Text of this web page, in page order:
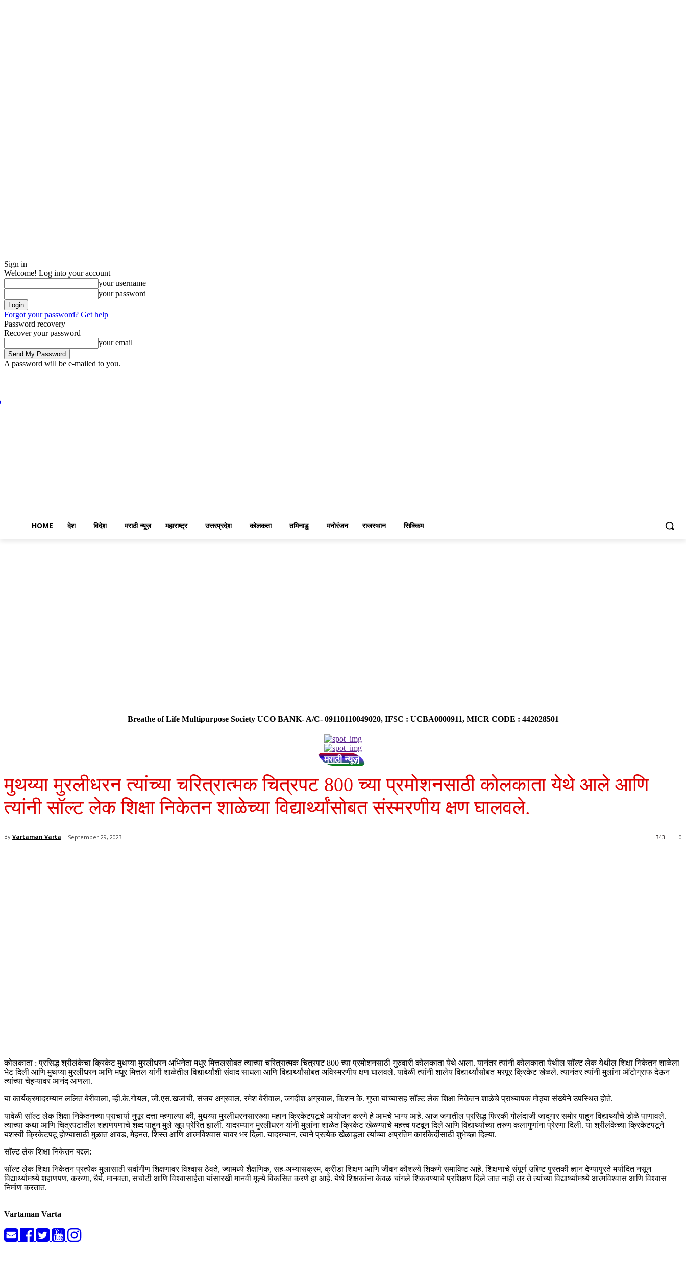
Sign in
Welcome! Log into your account
your username
your password
Forgot your password? Get help
Password recovery
Recover your password
your email
A password will be e-mailed to you.
HOME देश विदेश मराठी न्यूज़ महाराष्ट्र उत्तरप्रदेश कोलकता तमिनाडु मनोरंजन राजस्थान सिक्किम
Breathe of Life Multipurpose Society UCO BANK- A/C- 09110110049020, IFSC : UCBA0000911, MICR CODE : 442028501
मराठी न्यूज़
मुथय्या मुरलीधरन त्यांच्या चरित्रात्मक चित्रपट 800 च्या प्रमोशनसाठी कोलकाता येथे आले आणि
त्यांनी सॉल्ट लेक शिक्षा निकेतन शाळेच्या विद्यार्थ्यांसोबत संस्मरणीय क्षण घालवले.
By Vartaman Varta September 29, 2023 0
343
कोलकाता : प्रसिद्ध श्रीलंकेचा क्रिकेट मुथय्या मुरलीधरन अभिनेता मधुर मित्तलसोबत त्याच्या चरित्रात्मक चित्रपट 800 च्या प्रमोशनसाठी गुरुवारी कोलकाता येथे आला. यानंतर त्यांनी कोलकाता येथील सॉल्ट लेक येथील शिक्षा निकेतन शाळेला
भेट दिली आणि मुथय्या मुरलीधरन आणि मधुर मित्तल यांनी शाळेतील विद्यार्थ्यांशी संवाद साधला आणि विद्यार्थ्यांसोबत अविस्मरणीय क्षण घालवले. यावेळी त्यांनी शालेय विद्यार्थ्यांसोबत भरपूर क्रिकेट खेळले. त्यानंतर त्यांनी मुलांना ऑटोग्राफ देऊन
त्यांच्या चेहऱ्यावर आनंद आणला.
या कार्यक्रमादरम्यान ललित बेरीवाला, व्ही.के.गोयल, जी.एस.खजांची, संजय अग्रवाल, रमेश बेरीवाल, जगदीश अग्रवाल, किशन के. गुप्ता यांच्यासह सॉल्ट लेक शिक्षा निकेतन शाळेचे प्राध्यापक मोठ्या संख्येने उपस्थित होते.
यावेळी सॉल्ट लेक शिक्षा निकेतनच्या प्राचार्या नुपूर दत्ता म्हणाल्या की, मुथय्या मुरलीधरनसारख्या महान क्रिकेटपटूचे आयोजन करणे हे आमचे भाग्य आहे. आज जगातील प्रसिद्ध फिरकी गोलंदाजी जादूगार समोर पाहून विद्यार्थ्यांचे डोळे पाणावले.
त्याच्या कथा आणि चित्रपटातील शहाणपणाचे शब्द पाहून मुले खूप प्रेरित झाली. यादरम्यान मुरलीधरन यांनी मुलांना शाळेत क्रिकेट खेळण्याचे महत्त्व पटवून दिले आणि विद्यार्थ्यांच्या तरुण कलागुणांना प्रेरणा दिली. या श्रीलंकेच्या क्रिकेटपटूने
यशस्वी क्रिकेटपटू होण्यासाठी मुळात आवड, मेहनत, शिस्त आणि आत्मविश्वास यावर भर दिला. यादरम्यान, त्याने प्रत्येक खेळाडूला त्यांच्या अप्रतिम कारकिर्दीसाठी शुभेच्छा दिल्या.
सॉल्ट लेक शिक्षा निकेतन बद्दल:
सॉल्ट लेक शिक्षा निकेतन प्रत्येक मुलासाठी सर्वांगीण शिक्षणावर विश्वास ठेवते, ज्यामध्ये शैक्षणिक, सह-अभ्यासक्रम, क्रीडा शिक्षण आणि जीवन कौशल्ये शिकणे समाविष्ट आहे. शिक्षणाचे संपूर्ण उद्दिष्ट पुस्तकी ज्ञान देण्यापुरते मर्यादित नसून
विद्यार्थ्यामध्ये शहाणपण, करुणा, धैर्य, मानवता, सचोटी आणि विश्वासार्हता यांसारखी मानवी मूल्ये विकसित करणे हा आहे. येथे शिक्षकांना केवळ चांगले शिकवण्याचे प्रशिक्षण दिले जात नाही तर ते त्यांच्या विद्यार्थ्यांमध्ये आत्मविश्वास आणि विश्वास
निर्माण करतात.
Vartaman Varta